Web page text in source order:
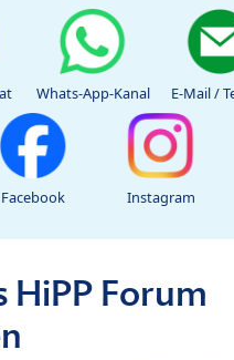
Whats-App-Kanal E-Mail /
Facebook Instagram
HiPP Forum